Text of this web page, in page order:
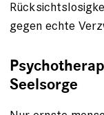
gegen echte
Seelsorge